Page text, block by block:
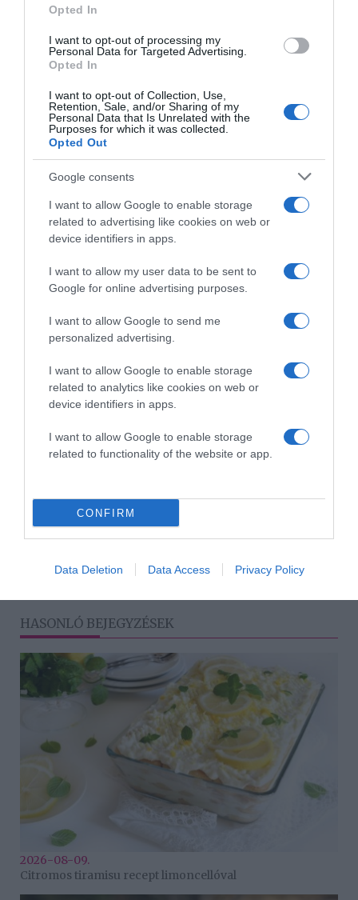
Opted In
I want to opt-out of processing my
Personal Data for Targeted Advertising.
Opted In
I want to opt-out of Collection, Use,
Retention, Sale, and/or Sharing of my
Personal Data that Is Unrelated with the
Purposes for which it was collected.
Opted Out
Google consents
I want to allow Google to enable storage
related to advertising like cookies on web or
device identifiers in apps.
I want to allow my user data to be sent to
Google for online advertising purposes.
I want to allow Google to send me
personalized advertising.
I want to allow Google to enable storage
related to analytics like cookies on web or
device identifiers in apps.
I want to allow Google to enable storage
related to functionality of the website or app.
CONFIRM
Data Deletion Data Access Privacy Policy
benne üvegesre a hagymát és a fok­hagymát. Adjuk
hozzá a zellert, a gesztenyét és a vörös áfonyát, és
pároljuk 4­5 percig. Adjuk hozzá a kenyérkockákat és a
pet­rezselymet, keverjük jól össze a többi hozzávalóval, és
ízesítsük a tölteléket sóval, borssal. Vége­zetül öntsük
hozzá az alaplevet, és hagyjuk 5 percig állni.
varrjuk össze egy konyhai zsineggel, vagy tűzzük össze
fogpiszkálóval. A szárnyakat és a combokat szo­rosan
kössük át egy zsineggel.
5. Tegyünk egy kis rácsot a tepsire, helyezzük rá a kacsát
tepsibe kb. 5 mm magasságig forrásban lévő vizet. 15
perc után mérsékel­jük a hőfokot 160­ fokra. A kacsát
és óva­tosan fordítsuk meg. Toljuk vissza a sütőbe további
45 percre.
6. Ha kész, akkor vegyük ki a kacsát, és hagyjuk állni
néhány percet. Ezt követően vágjuk fel egy szárnyasvágó
késsel, majd pedig tálaljuk.
Címkék: recept,Karácsony
Korábbi bejegyzések Következő bejegyzés
HASONLÓ BEJEGYZÉSEK
2026-08-09.
Citromos tiramisu recept limoncellóval